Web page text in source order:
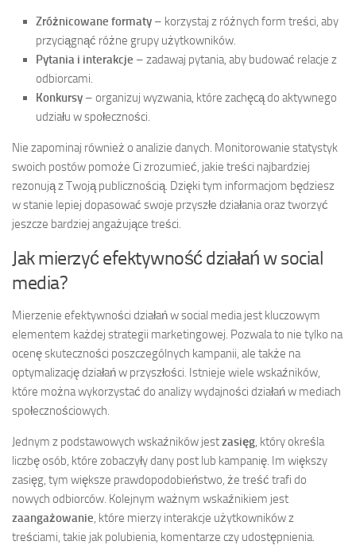
Zróżnicowane formaty – korzystaj z różnych form treści, aby
przyciągnąć różne grupy użytkowników.
Pytania i interakcje – zadawaj pytania, aby budować relacje z
odbiorcami.
Konkursy – organizuj wyzwania, które zachęcą do aktywnego
udziału w społeczności.
Nie zapominaj również o analizie danych. Monitorowanie statystyk
swoich postów pomoże Ci zrozumieć, jakie treści najbardziej
rezonują z Twoją publicznością. Dzięki tym informacjom będziesz
w stanie lepiej dopasować swoje przyszłe działania oraz tworzyć
jeszcze bardziej angażujące treści.
Jak mierzyć efektywność działań w social
media?
Mierzenie efektywności działań w social media jest kluczowym
elementem każdej strategii marketingowej. Pozwala to nie tylko na
ocenę skuteczności poszczególnych kampanii, ale także na
optymalizację działań w przyszłości. Istnieje wiele wskaźników,
które można wykorzystać do analizy wydajności działań w mediach
społecznościowych.
Jednym z podstawowych wskaźników jestzasięg, który określa
liczbę osób, które zobaczyły dany post lub kampanię. Im większy
zasięg, tym większe prawdopodobieństwo, że treść trafi do
nowych odbiorców. Kolejnym ważnym wskaźnikiem jest
zaangażowanie, które mierzy interakcje użytkowników z
treściami, takie jak polubienia, komentarze czy udostępnienia.